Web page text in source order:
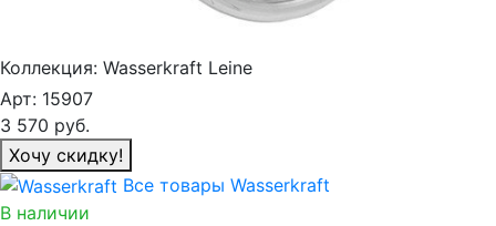
Коллекция: Wasserkraft Leine
Арт: 15907
3 570 руб.
Хочу скидку!
Все товары Wasserkraft
В наличии